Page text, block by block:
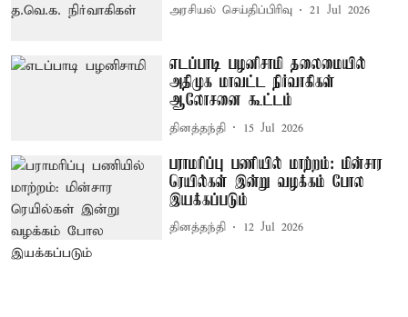
அரசியல் செய்திப்பிரிவு 21 Jul 2026
எடப்பாடி பழனிசாமி தலைமையில்
அதிமுக மாவட்ட நிர்வாகிகள்
ஆலோசனை கூட்டம்
தினத்தந்தி 15 Jul 2026
பராமரிப்பு பணியில் மாற்றம்: மின்சார
ரெயில்கள் இன்று வழக்கம் போல
இயக்கப்படும்
தினத்தந்தி 12 Jul 2026